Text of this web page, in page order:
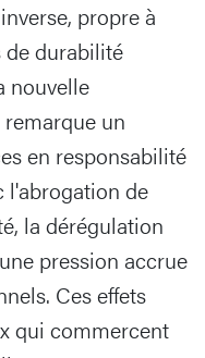
propre à
de durabilité
nouvelle
un
en responsabilité
l'abrogation de
la dérégulation
pression accrue
Ces effets
qui commercent